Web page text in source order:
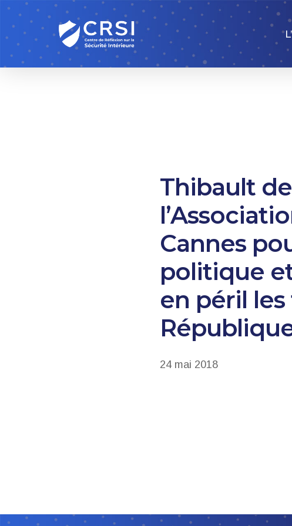
Skip
main
content
Thibault
Cannes
politique
en péril
24 mai 2018